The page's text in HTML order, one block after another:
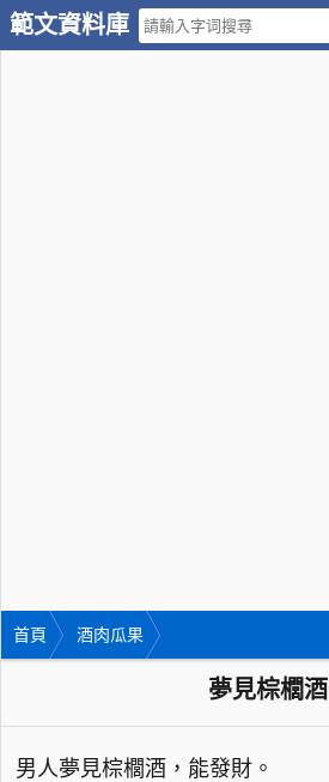
範文資料庫
首頁 酒肉瓜果
夢見棕櫚酒
男人夢見棕櫚酒，能發財。